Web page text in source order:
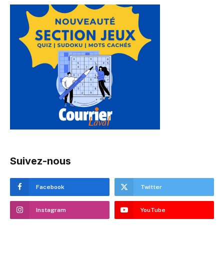
Suivez-nous
Facebook Twitter
Instagram YouTube